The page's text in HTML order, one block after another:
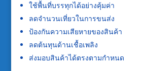
ใช้พื้นที่บรรทุกได้อย่างคุ้มค่า
ลดจำนวนเที่ยวในการขนส่ง
ป้องกันความเสียหายของสินค้า
ลดต้นทุนด้านเชื้อเพลิง
ส่งมอบสินค้าได้ตรงตามกำหนด